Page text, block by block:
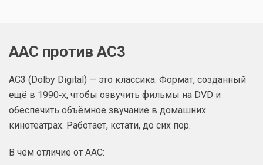
AAC против AC3
AC3 (Dolby Digital) — это классика. Формат, созданный
ещё в 1990‑х, чтобы озвучить фильмы на DVD и
обеспечить объёмное звучание в домашних
кинотеатрах. Работает, кстати, до сих пор.
В чём отличие от AAC: